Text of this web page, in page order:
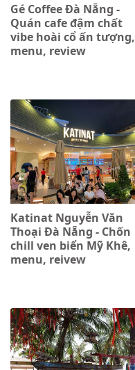
Gé Coffee Đà Nẵng -
Quán cafe đậm chất
vibe hoài cổ ấn tượng,
menu, review
Katinat Nguyễn Văn
Thoại Đà Nẵng - Chốn
chill ven biển Mỹ Khê,
menu, reivew